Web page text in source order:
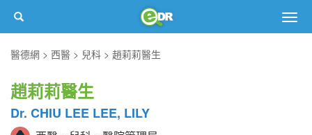
醫德網
西醫 兒科 趙莉莉醫生
趙莉莉醫生
Dr. CHIU LEE LEE, LILY